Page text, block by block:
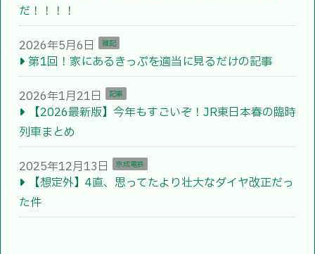
だ！！！！
2026年5月6日 雑記
第1回！家にあるきっぷを適当に見るだけの記事
2026年1月21日 記事
【2026最新版】今年もすごいぞ！JR東日本春の臨時
列車まとめ
2025年12月13日 京成電鉄
【想定外】4直、思ってたより壮大なダイヤ改正だっ
た件